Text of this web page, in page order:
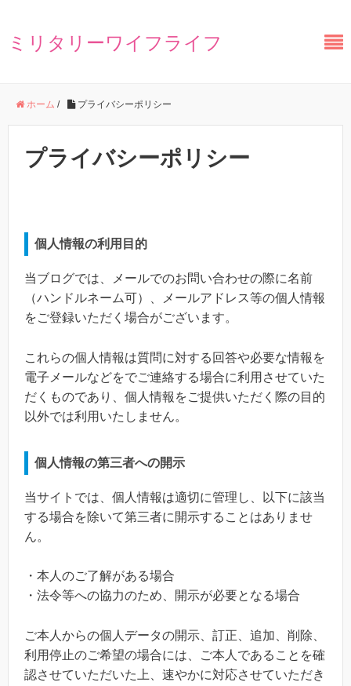
ミリタリーワイフライフ
ホーム / プライバシーポリシー
プライバシーポリシー
個人情報の利用目的
当ブログでは、メールでのお問い合わせの際に名前
（ハンドルネーム可）、メールアドレス等の個人情報
をご登録いただく場合がございます。
これらの個人情報は質問に対する回答や必要な情報を
電子メールなどをでご連絡する場合に利用させていた
だくものであり、個人情報をご提供いただく際の目的
以外では利用いたしません。
個人情報の第三者への開示
当サイトでは、個人情報は適切に管理し、以下に該当
する場合を除いて第三者に開示することはありませ
ん。
・本人のご了解がある場合
・法令等への協力のため、開示が必要となる場合
ご本人からの個人データの開示、訂正、追加、削除、
利用停止のご希望の場合には、ご本人であることを確
認させていただいた上、速やかに対応させていただき